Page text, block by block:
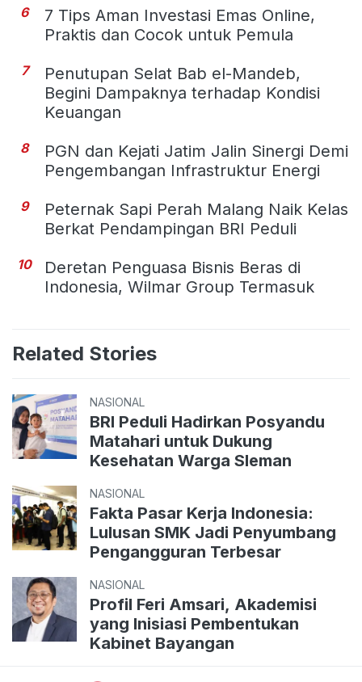
6
7 Tips Aman Investasi Emas Online,
Praktis dan Cocok untuk Pemula
7
Penutupan Selat Bab el-Mandeb,
Begini Dampaknya terhadap Kondisi
Keuangan
8
PGN dan Kejati Jatim Jalin Sinergi Demi
Pengembangan Infrastruktur Energi
9
Peternak Sapi Perah Malang Naik Kelas
Berkat Pendampingan BRI Peduli
10
Deretan Penguasa Bisnis Beras di
Indonesia, Wilmar Group Termasuk
Related Stories
NASIONAL
BRI Peduli Hadirkan Posyandu
Matahari untuk Dukung
Kesehatan Warga Sleman
NASIONAL
Fakta Pasar Kerja Indonesia:
Lulusan SMK Jadi Penyumbang
Pengangguran Terbesar
NASIONAL
Profil Feri Amsari, Akademisi
yang Inisiasi Pembentukan
Kabinet Bayangan